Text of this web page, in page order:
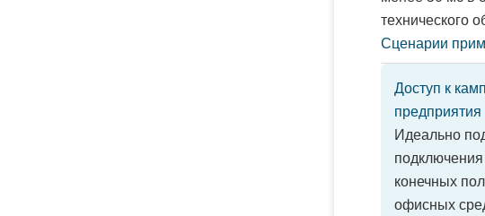
технического
Сценарии
Доступ к
предприятия
Идеально
подключения
конечных
офисных